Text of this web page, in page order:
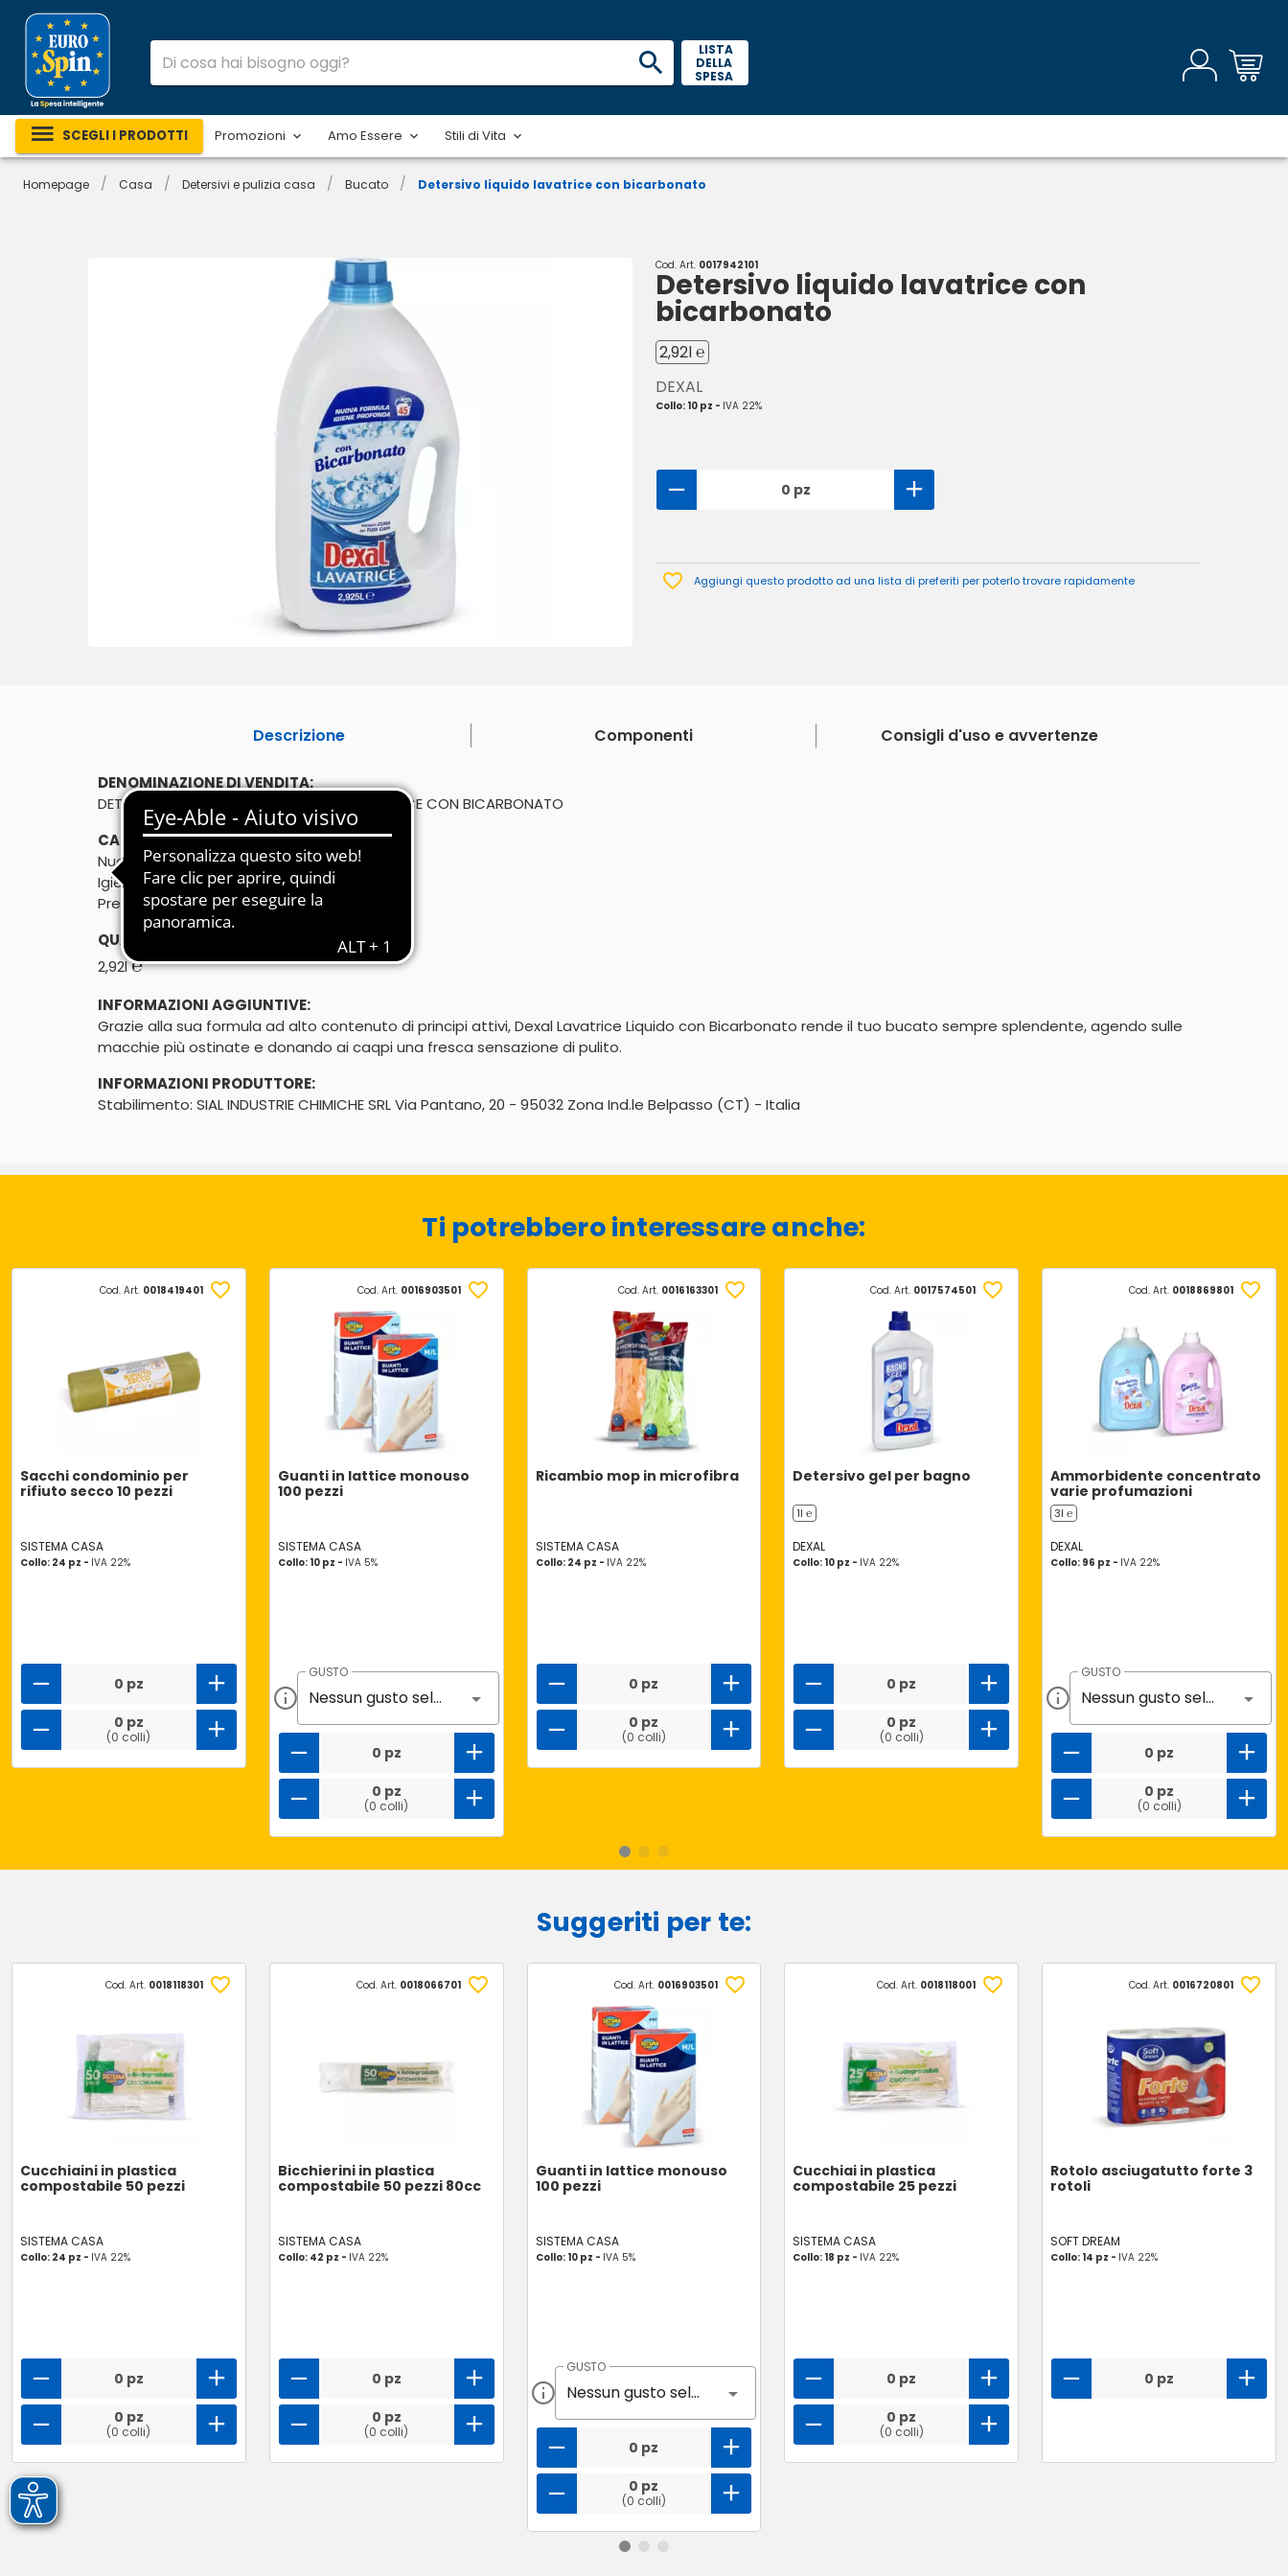
LISTA
DELLA
SPESA
SCEGLI I PRODOTTI Promozioni Amo Essere Stili di Vita
Homepage / Casa / Detersivi e pulizia casa / Bucato / Detersivo liquido lavatrice con bicarbonato
Cod. Art. 0017942101
Detersivo liquido lavatrice con
bicarbonato
2,92l ℮
DEXAL
Collo: 10 pz - IVA 22%
0 pz
Aggiungi questo prodotto ad una lista di preferiti per poterlo trovare rapidamente
Descrizione Componenti Consigli d'uso e avvertenze
DENOMINAZIONE DI VENDITA:
DETERGENTE LIQUIDO PER BUCATO IN LAVATRICE CON BICARBONATO
CARATTERISTICHE:
Nuova formula
Igiene profonda
Prenditi cura dei tuoi capi - 45 lavaggi
QUANTITÀ:
2,92l℮
INFORMAZIONI AGGIUNTIVE:
Grazie alla sua formula ad alto contenuto di principi attivi, Dexal Lavatrice Liquido con Bicarbonato rende il tuo bucato sempre splendente, agendo sulle
macchie più ostinate e donando ai caqpi una fresca sensazione di pulito.
INFORMAZIONI PRODUTTORE:
Stabilimento: SIAL INDUSTRIE CHIMICHE SRL Via Pantano, 20 - 95032 Zona Ind.le Belpasso (CT) - Italia
Ti potrebbero interessare anche:
Cod. Art. 0018419401
Sacchi condominio per
rifiuto secco 10 pezzi
SISTEMA CASA
Collo: 24 pz - IVA 22%
0 pz
0 pz
(0 colli)
Cod. Art. 0016903501
Guanti in lattice monouso
100 pezzi
SISTEMA CASA
Collo: 10 pz - IVA 5%
GUSTO
Nessun gusto selezionato
0 pz
0 pz
(0 colli)
Cod. Art. 0016163301
Ricambio mop in microfibra
SISTEMA CASA
Collo: 24 pz - IVA 22%
0 pz
0 pz
(0 colli)
Cod. Art. 0017574501
Detersivo gel per bagno
1l ℮
DEXAL
Collo: 10 pz - IVA 22%
0 pz
0 pz
(0 colli)
Cod. Art. 0018869801
Ammorbidente concentrato
varie profumazioni
3l ℮
DEXAL
Collo: 96 pz - IVA 22%
GUSTO
Nessun gusto selezionato
0 pz
0 pz
(0 colli)
Suggeriti per te:
Cod. Art. 0018118301
Cucchiaini in plastica
compostabile 50 pezzi
SISTEMA CASA
Collo: 24 pz - IVA 22%
0 pz
0 pz
(0 colli)
Cod. Art. 0018066701
Bicchierini in plastica
compostabile 50 pezzi 80cc
SISTEMA CASA
Collo: 42 pz - IVA 22%
0 pz
0 pz
(0 colli)
Cod. Art. 0016903501
Guanti in lattice monouso
100 pezzi
SISTEMA CASA
Collo: 10 pz - IVA 5%
GUSTO
Nessun gusto selezionato
0 pz
0 pz
(0 colli)
Cod. Art. 0018118001
Cucchiai in plastica
compostabile 25 pezzi
SISTEMA CASA
Collo: 18 pz - IVA 22%
0 pz
0 pz
(0 colli)
Cod. Art. 0016720801
Rotolo asciugatutto forte 3
rotoli
SOFT DREAM
Collo: 14 pz - IVA 22%
0 pz